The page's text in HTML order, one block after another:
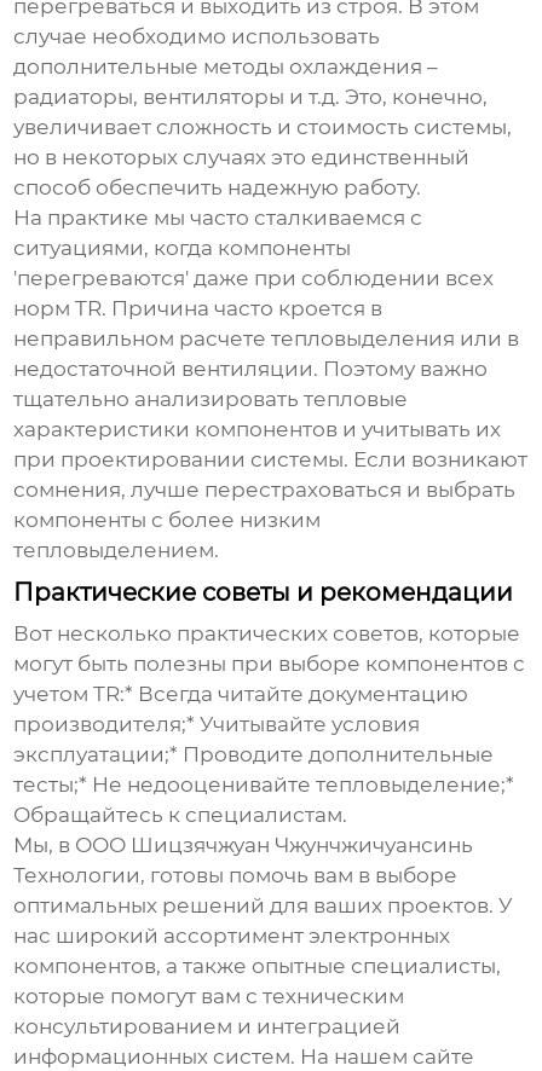
перегреваться и выходить из строя. В этом
случае необходимо использовать
дополнительные методы охлаждения –
радиаторы, вентиляторы и т.д. Это, конечно,
увеличивает сложность и стоимость системы,
но в некоторых случаях это единственный
способ обеспечить надежную работу.
На практике мы часто сталкиваемся с
ситуациями, когда компоненты
'перегреваются' даже при соблюдении всех
нормTR. Причина часто кроется в
неправильном расчете тепловыделения или в
недостаточной вентиляции. Поэтому важно
тщательно анализировать тепловые
характеристики компонентов и учитывать их
при проектировании системы. Если возникают
сомнения, лучше перестраховаться и выбрать
компоненты с более низким
тепловыделением.
Практические советы и рекомендации
Вот несколько практических советов, которые
могут быть полезны при выборе компонентов с
учетомTR:* Всегда читайте документацию
производителя;* Учитывайте условия
эксплуатации;* Проводите дополнительные
тесты;* Не недооценивайте тепловыделение;*
Обращайтесь к специалистам.
Мы, в ООО Шицзячжуан Чжунчжичуансинь
Технологии, готовы помочь вам в выборе
оптимальных решений для ваших проектов. У
нас широкий ассортимент электронных
компонентов, а также опытные специалисты,
которые помогут вам с техническим
консультированием и интеграцией
информационных систем. На нашем сайте